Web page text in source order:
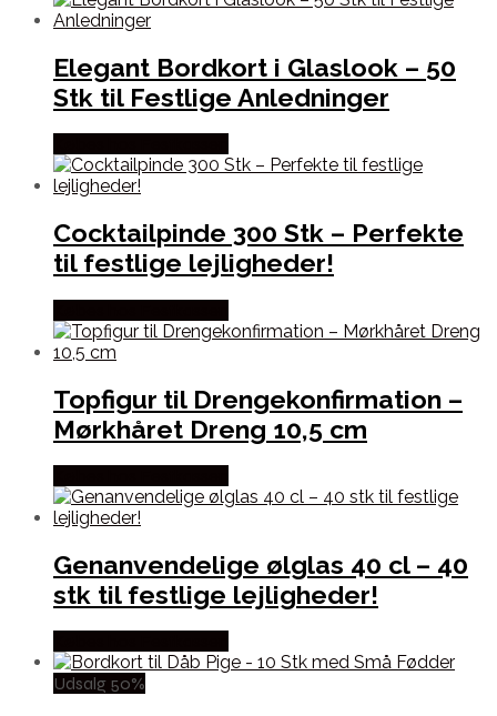
Elegant Bordkort i Glaslook – 50
Stk til Festlige Anledninger
Cocktailpinde 300 Stk – Perfekte
til festlige lejligheder!
Topfigur til Drengekonfirmation –
Mørkhåret Dreng 10,5 cm
Genanvendelige ølglas 40 cl – 40
stk til festlige lejligheder!
Udsalg 50%